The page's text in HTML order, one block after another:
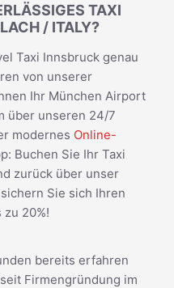
TAXI
/ ITALY?
Taxi Innsbruck genau
von unserer
Ihr München Airport
über unseren 24/7
modernes Online-
Buchen Sie Ihr Taxi
zurück über unser
Sie sich Ihren
20%!
bereits erfahren
Firmengründung im